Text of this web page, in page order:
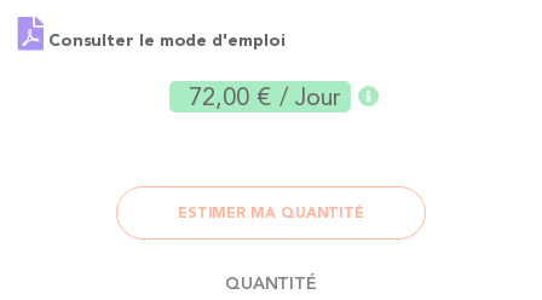
Consulter le mode d'emploi
72,00 € / Jour
ESTIMER MA QUANTITÉ
QUANTITÉ